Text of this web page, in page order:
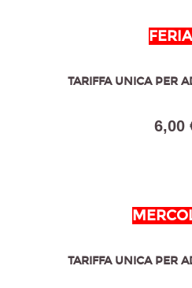
TARIFFA UNICA PER
6,00
TARIFFA UNICA PER